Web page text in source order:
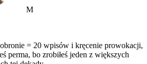
M
obronie = 20 wpisów i kręcenie prowokacji,
perma, bo zrobiłeś jeden z większych